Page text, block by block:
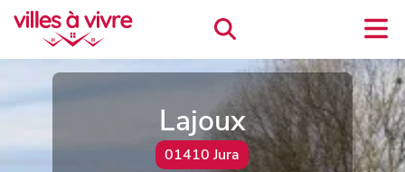
Lajoux
01410 Jura